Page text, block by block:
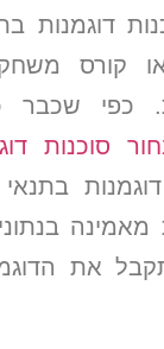
דוגמנות
או קורס
כפי שכבר
סוכנות
את